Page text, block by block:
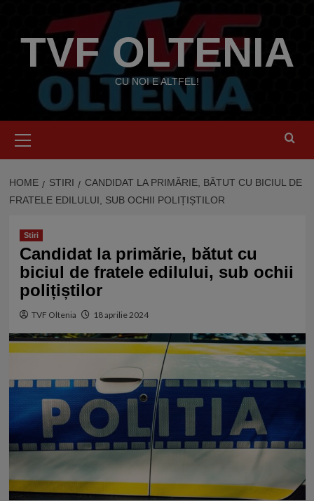
contentTVF OLTENIA
CU NOI E ALTFEL!
Menu
HOME STIRI
CANDIDAT LA PRIMĂRIE, BĂTUT CU BICIUL DE
FRATELE EDILULUI, SUB OCHII POLIȚIȘTILOR
Stiri
Candidat la primărie, bătut cu
biciul de fratele edilului, sub ochii
polițiștilor
TVF Oltenia 18 aprilie 2024